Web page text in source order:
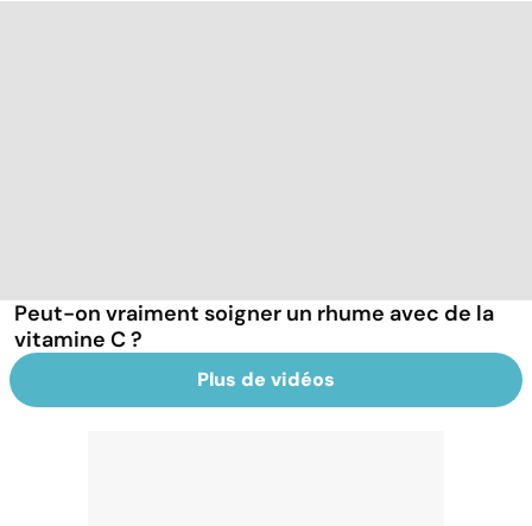
Peut-on vraiment soigner un rhume avec de la
vitamine C ?
Plus de vidéos